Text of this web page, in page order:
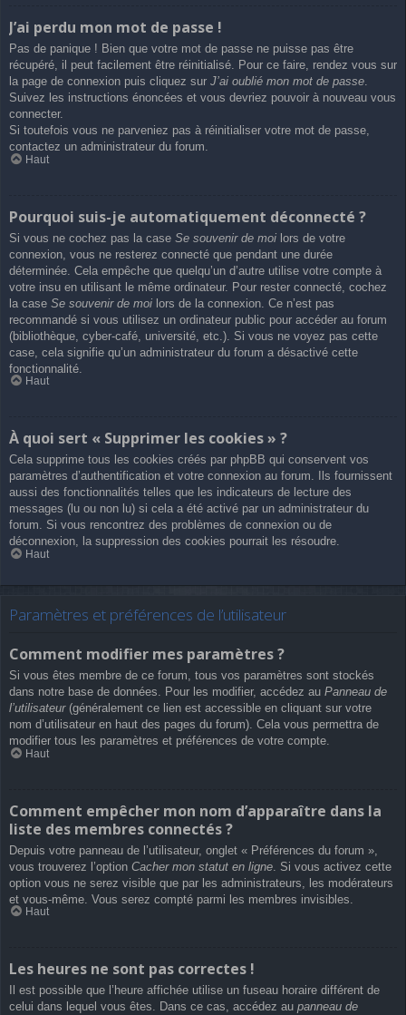
J’ai perdu mon mot de passe !
Pas de panique ! Bien que votre mot de passe ne puisse pas être
récupéré, il peut facilement être réinitialisé. Pour ce faire, rendez vous sur
la page de connexion puis cliquez sur J’ai oublié mon mot de passe.
Suivez les instructions énoncées et vous devriez pouvoir à nouveau vous
connecter.
Si toutefois vous ne parveniez pas à réinitialiser votre mot de passe,
contactez un administrateur du forum.
Haut
Pourquoi suis-je automatiquement déconnecté ?
Si vous ne cochez pas la case Se souvenir de moi lors de votre
connexion, vous ne resterez connecté que pendant une durée
déterminée. Cela empêche que quelqu’un d’autre utilise votre compte à
votre insu en utilisant le même ordinateur. Pour rester connecté, cochez
la case Se souvenir de moi lors de la connexion. Ce n’est pas
recommandé si vous utilisez un ordinateur public pour accéder au forum
(bibliothèque, cyber-café, université, etc.). Si vous ne voyez pas cette
case, cela signifie qu’un administrateur du forum a désactivé cette
fonctionnalité.
Haut
À quoi sert « Supprimer les cookies » ?
Cela supprime tous les cookies créés par phpBB qui conservent vos
paramètres d’authentification et votre connexion au forum. Ils fournissent
aussi des fonctionnalités telles que les indicateurs de lecture des
messages (lu ou non lu) si cela a été activé par un administrateur du
forum. Si vous rencontrez des problèmes de connexion ou de
déconnexion, la suppression des cookies pourrait les résoudre.
Haut
Paramètres et préférences de l’utilisateur
Comment modifier mes paramètres ?
Si vous êtes membre de ce forum, tous vos paramètres sont stockés
dans notre base de données. Pour les modifier, accédez au Panneau de
l’utilisateur(généralement ce lien est accessible en cliquant sur votre
nom d’utilisateur en haut des pages du forum). Cela vous permettra de
modifier tous les paramètres et préférences de votre compte.
Haut
Comment empêcher mon nom d’apparaître dans la
liste des membres connectés ?
Depuis votre panneau de l’utilisateur, onglet « Préférences du forum »,
vous trouverez l’option Cacher mon statut en ligne . Si vous activez cette
option vous ne serez visible que par les administrateurs, les modérateurs
et vous-même. Vous serez compté parmi les membres invisibles.
Haut
Les heures ne sont pas correctes !
Il est possible que l’heure affichée utilise un fuseau horaire différent de
celui dans lequel vous êtes. Dans ce cas, accédez au panneau de